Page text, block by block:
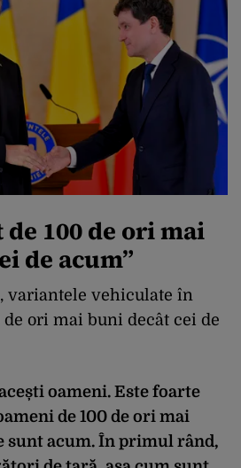
de 100 de ori mai
de acum”
variantele vehiculate în
de ori mai buni decât cei de
oameni. Este foarte
de 100 de ori mai
sunt acum. În primul rând,